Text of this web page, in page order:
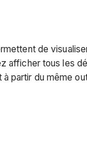
de
afficher tous les
partir du même